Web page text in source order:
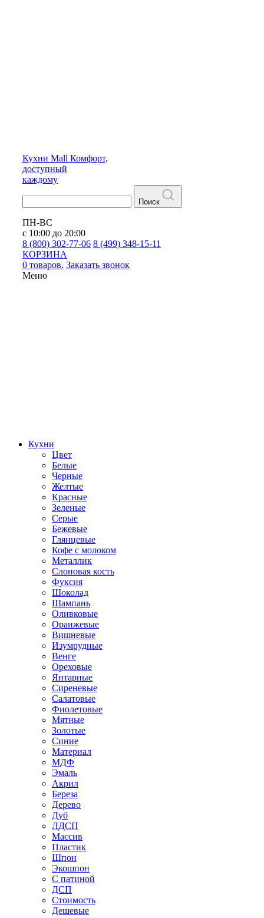
Кухни Mall Комфорт,
доступный
каждому
Поиск
ПН-ВС
с 10:00 до 20:00
8 (800) 302-77-06 8 (499) 348-15-11
КОРЗИНА
0 товаров. Заказать звонок
Меню
Кухни
Цвет
Белые
Черные
Желтые
Красные
Зеленые
Серые
Бежевые
Глянцевые
Кофе с молоком
Металлик
Слоновая кость
Фуксия
Шоколад
Шампань
Оливковые
Оранжевые
Вишневые
Изумрудные
Венге
Ореховые
Янтарные
Сиреневые
Салатовые
Фиолетовые
Мятные
Золотые
Синие
Материал
МДФ
Эмаль
Акрил
Береза
Дерево
Дуб
ЛДСП
Массив
Пластик
Шпон
Экошпон
С патиной
ДСП
Стоимость
Дешевые